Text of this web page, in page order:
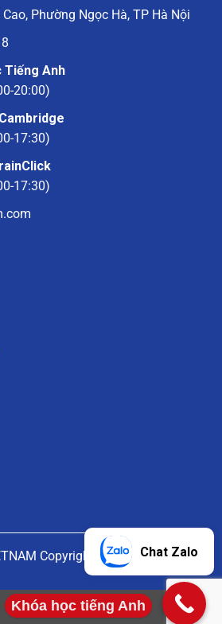
Phường Ngọc Hà, TP Hà Nội
Tiếng Anh
20:00)
17:30)
17:30)
Copyright |Liên hệChat Zalo
Khóa học tiếng Anh